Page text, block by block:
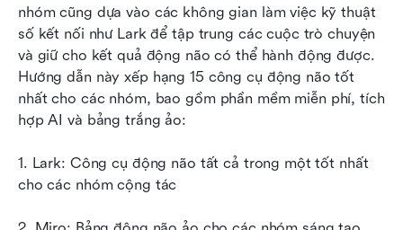
nhóm cũng dựa vào các không gian làm việc kỹ thuật
số kết nối như Lark để tập trung các cuộc trò chuyện
và giữ cho kết quả động não có thể hành động được.
Hướng dẫn này xếp hạng 15 công cụ động não tốt
nhất cho các nhóm, bao gồm phần mềm miễn phí, tích
hợp AI và bảng trắng ảo:
1. Lark: Công cụ động não tất cả trong một tốt nhất
cho các nhóm cộng tác
Câu hỏi thường gặp
Đọc liên quan